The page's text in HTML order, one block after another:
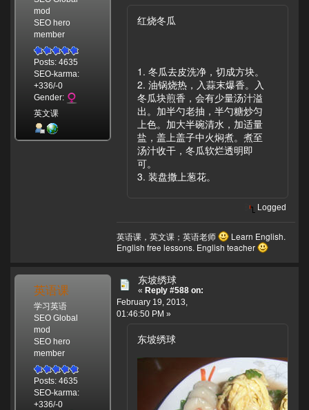
mod
SEO hero
member
Posts: 4635
SEO-karma:
+336/-0
Gender:
英文课
红烧冬瓜
1. 冬瓜去皮洗净，切成方块。
2. 油锅烧热，入蒜末爆香。入
冬瓜块煎香，会有少量汤汁溢
出。加半勺老抽，半勺糖炒匀
上色。加大半碗清水，加适量
盐，盖上盖子中火焖煮。煮至
汤汁收干，冬瓜软烂透明即
可。
3. 装盘撒上葱花。
Logged
英语课，英文课；英语老师
Learn English.
English free lessons. English teacher
英语课
学习英语
SEO Global
mod
SEO hero
member
Posts: 4635
SEO-karma:
+336/-0
东坡绣球
« Reply #588 on:
February 19, 2013,
01:46:50 PM »
东坡绣球